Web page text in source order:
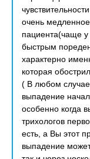
очень
пациента(чаще у
быстрым
характерно
которая
( В любом
выпадение
особенно когда
трихологов
есть, а Вы этот
выпадение может